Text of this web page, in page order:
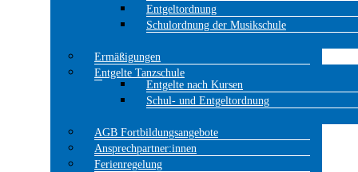
Entgeltordnung
Schulordnung der Musikschule
Ermäßigungen
Entgelte Tanzschule
Entgelte nach Kursen
Schul- und Entgeltordnung
AGB Fortbildungsangebote
Ansprechpartner:innen
Ferienregelung